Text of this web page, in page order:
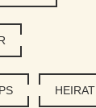
HEIRAT